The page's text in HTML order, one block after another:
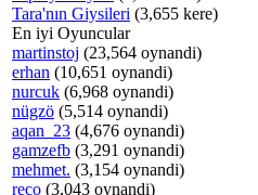
Tara'nın Giysileri (3,655 kere)
En iyi Oyuncular
martinstoj (23,564 oynandi)
erhan (10,651 oynandi)
nurcuk (6,968 oynandi)
nügzö (5,514 oynandi)
aqan_23 (4,676 oynandi)
gamzefb (3,291 oynandi)
mehmet. (3,154 oynandi)
reco (3,043 oynandi)